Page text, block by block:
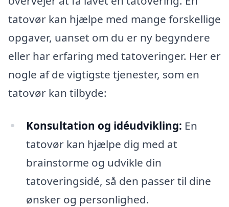
tatovør kan hjælpe med mange forskellige
opgaver, uanset om du er ny begyndere
eller har erfaring med tatoveringer. Her er
nogle af de vigtigste tjenester, som en
tatovør kan tilbyde:
Konsultation og idéudvikling: En
tatovør kan hjælpe dig med at
brainstorme og udvikle din
tatoveringsidé, så den passer til dine
ønsker og personlighed.